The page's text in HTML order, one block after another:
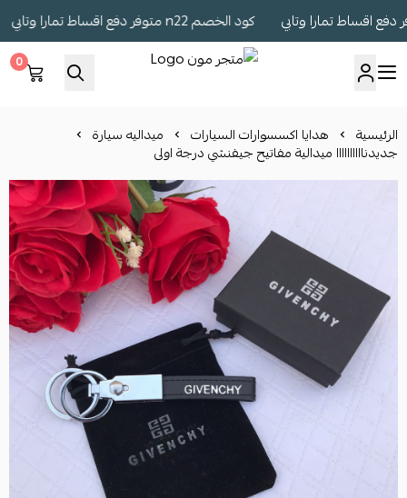
كود الخصم n22 متوفر دفع اقساط تمارا وتابي
0
الرئيسية هدايا اكسسوارات السيارات ميداليه سيارة
جديدناااااااااا ميدالية مفاتيح جيفنشي درجة اولى